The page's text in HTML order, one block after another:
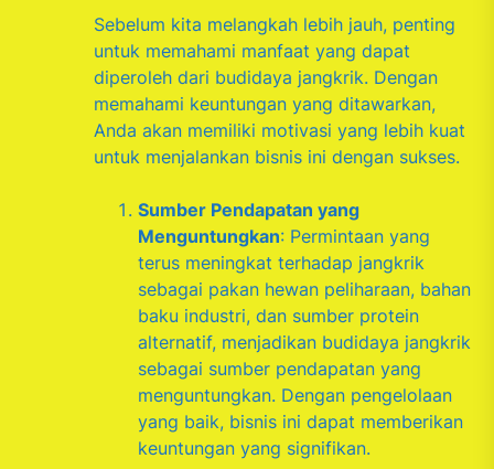
Sebelum kita melangkah lebih jauh, penting
untuk memahami manfaat yang dapat
diperoleh dari budidaya jangkrik. Dengan
memahami keuntungan yang ditawarkan,
Anda akan memiliki motivasi yang lebih kuat
untuk menjalankan bisnis ini dengan sukses.
Sumber Pendapatan yang
Menguntungkan: Permintaan yang
terus meningkat terhadap jangkrik
sebagai pakan hewan peliharaan, bahan
baku industri, dan sumber protein
alternatif, menjadikan budidaya jangkrik
sebagai sumber pendapatan yang
menguntungkan. Dengan pengelolaan
yang baik, bisnis ini dapat memberikan
keuntungan yang signifikan.